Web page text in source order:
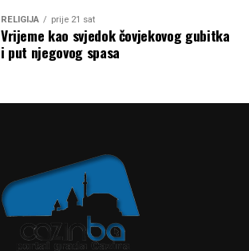
RELIGIJA prije 21 sat
Vrijeme kao svjedok čovjekovog gubitka
i put njegovog spasa